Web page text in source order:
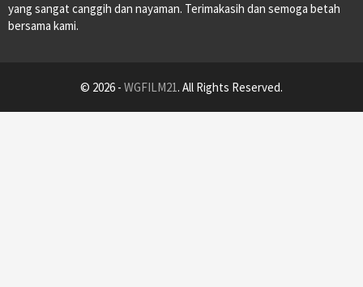
yang sangat canggih dan nayaman. Terimakasih dan semoga betah
bersama kami.
© 2026 - WGFILM21. All Rights Reserved.